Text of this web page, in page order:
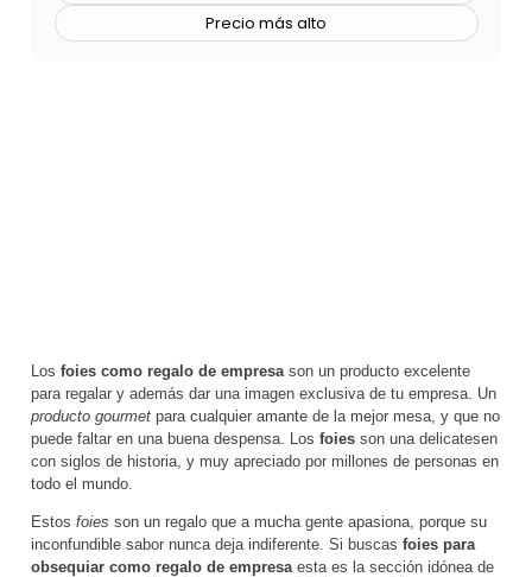
original y deliciosa. no esperes más, explora nuestra categoría de
foies y descubre el sabor de la excelencia. ¡haz que tu marca sea
Precio más alto
Los foies como regalo de empresa son un producto excelente
para regalar y además dar una imagen exclusiva de tu empresa. Un
producto gourmet para cualquier amante de la mejor mesa, y que no
puede faltar en una buena despensa. Los foies son una delicatesen
con siglos de historia, y muy apreciado por millones de personas en
todo el mundo.
Estos foies son un regalo que a mucha gente apasiona, porque su
inconfundible sabor nunca deja indiferente. Si buscas foies para
obsequiar como regalo de empresa esta es la sección idónea de